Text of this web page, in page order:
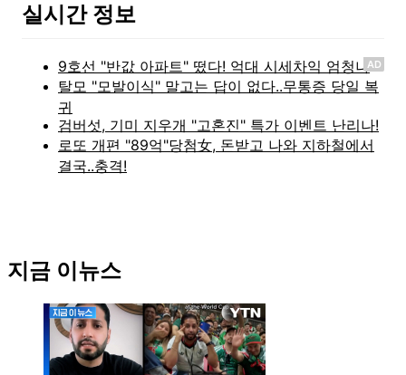
실시간 정보
AD
지금 이뉴스